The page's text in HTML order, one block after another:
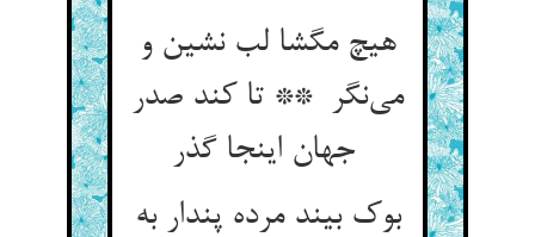
هیچ مگشا لب نشین و
می‌نگر ** تا کند صدر
جهان اینجا گذر
بوک بیند مرده پندار به